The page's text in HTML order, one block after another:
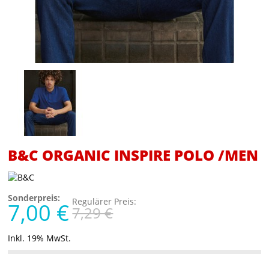
B&C ORGANIC INSPIRE POLO /MEN
Sonderpreis:
7,00 € Regulärer Preis:
7,29 €
Inkl. 19% MwSt.